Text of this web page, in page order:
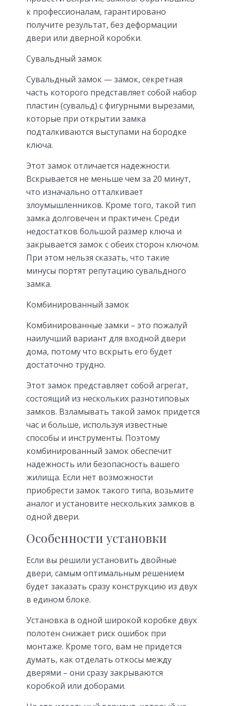
к профессионалам, гарантировано
получите результат, без деформации
двери или дверной коробки.
Сувальдный замок
Сувальдный замок — замок, секретная
часть которого представляет собой набор
пластин (сувальд) с фигурными вырезами,
которые при открытии замка
подталкиваются выступами на бородке
ключа.
Этот замок отличается надежности.
Вскрывается не меньше чем за 20 минут,
что изначально отталкивает
злоумышленников. Кроме того, такой тип
замка долговечен и практичен. Среди
недостатков большой размер ключа и
закрывается замок с обеих сторон ключом.
При этом нельзя сказать, что такие
минусы портят репутацию сувальдного
замка.
Комбинированный замок
Комбинированные замки – это пожалуй
наилучший вариант для входной двери
дома, потому что вскрыть его будет
достаточно трудно.
Этот замок представляет собой агрегат,
состоящий из нескольких разнотиповых
замков. Взламывать такой замок придется
час и больше, используя известные
способы и инструменты. Поэтому
комбинированный замок обеспечит
надежность или безопасность вашего
жилища. Если нет возможности
приобрести замок такого типа, возьмите
аналог и установите нескольких замков в
одной двери.
Особенности установки
Если вы решили установить двойные
двери, самым оптимальным решением
будет заказать сразу конструкцию из двух
в едином блоке.
Установка в одной широкой коробке двух
полотен снижает риск ошибок при
монтаже. Кроме того, вам не придется
думать, как отделать откосы между
дверями – они сразу закрываются
коробкой или доборами.